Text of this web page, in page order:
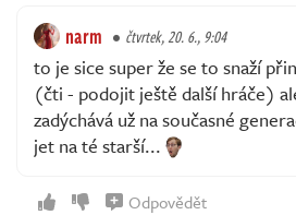
narm čtvrtek, 20. 6., 9:04
to je sice super že se to snaží
(čti - podojit ještě další hráče)
zadýchává už na současné
jet na té starší...
Odpovědět